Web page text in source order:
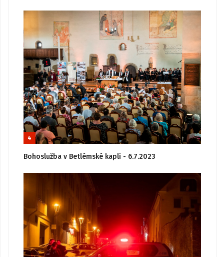
4
Bohoslužba v Betlémské kapli - 6.7.2023